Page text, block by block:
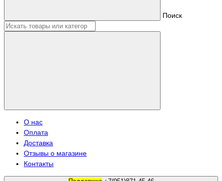
Поиск
О нас
Оплата
Доставка
Отзывы о магазине
Контакты